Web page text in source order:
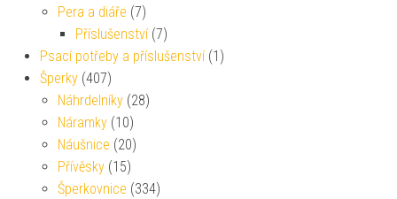
Pera a diáře (7)
Příslušenství (7)
Psací potřeby a příslušenství (1)
Šperky (407)
Náhrdelníky (28)
Náramky (10)
Náušnice (20)
Přívěsky (15)
Šperkovnice (334)